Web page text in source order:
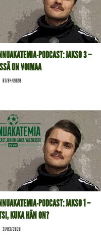
PODCAST: JAKSO 3 –
ON VOIMAA
07/04/2020
PODCAST: JAKSO 1 –
KUKA HÄN ON?
31/03/2020